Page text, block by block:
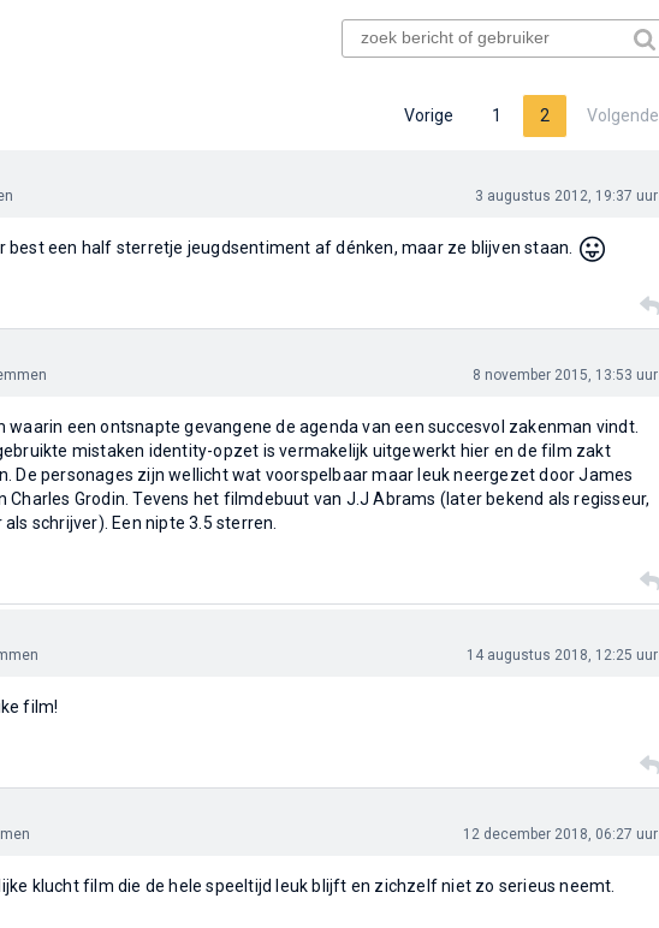
Vorige 1 2 Volgende
3 augustus 2012, 19:37 uur
best een half sterretje jeugdsentiment af dénken, maar ze blijven staan. 😛
8 november 2015, 13:53 uur
waarin een ontsnapte gevangene de agenda van een succesvol zakenman vindt.
mistaken identity-opzet is vermakelijk uitgewerkt hier en de film zakt
De personages zijn wellicht wat voorspelbaar maar leuk neergezet door James
Charles Grodin. Tevens het filmdebuut van J.J Abrams (later bekend als regisseur,
schrijver). Een nipte 3.5 sterren.
14 augustus 2018, 12:25 uur
film!
12 december 2018, 06:27 uur
klucht film die de hele speeltijd leuk blijft en zichzelf niet zo serieus neemt.